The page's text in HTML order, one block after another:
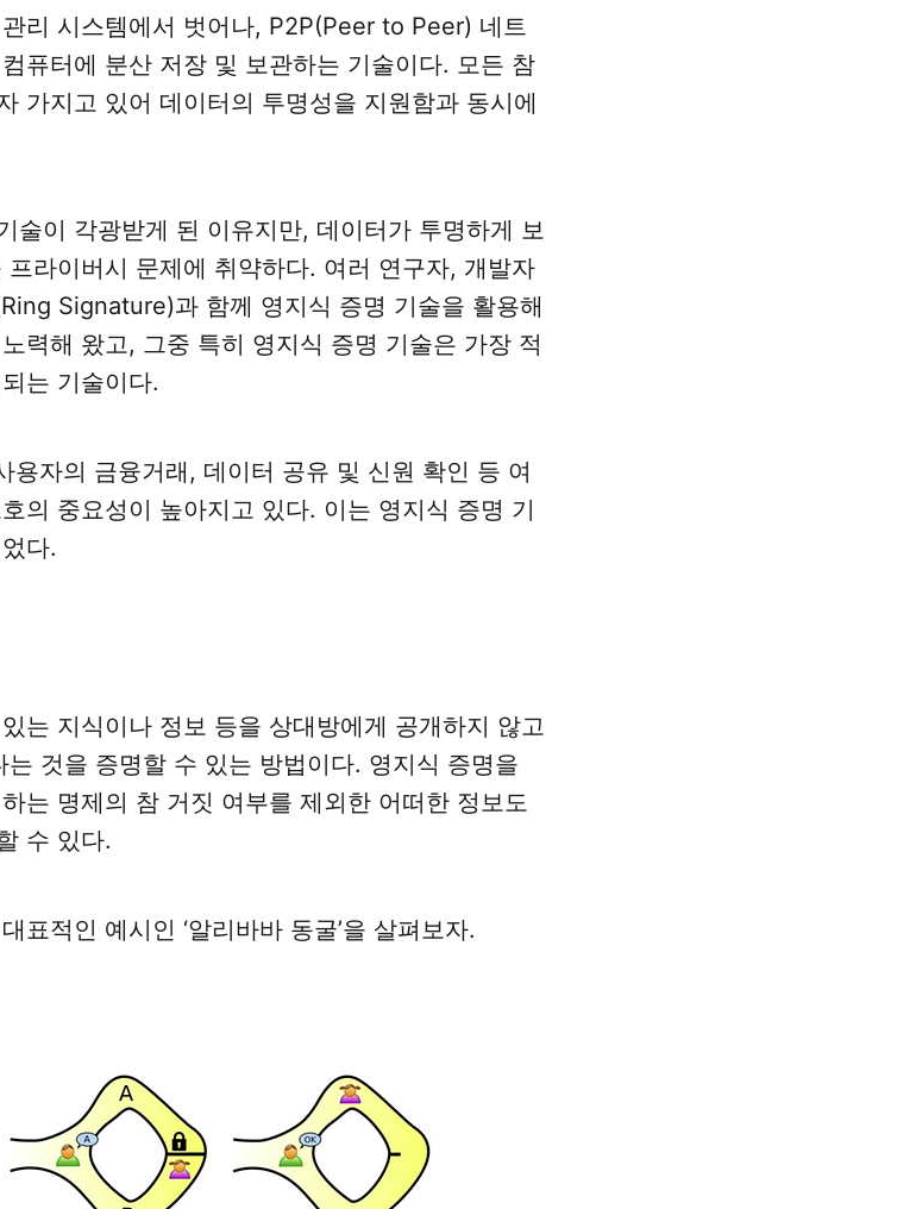
리 시스템에서 벗어나, P2P(Peer to Peer) 네트
퓨터에 분산 저장 및 보관하는 기술이다. 모든 참
가지고 있어 데이터의 투명성을 지원함과 동시에
술이 각광받게 된 이유지만, 데이터가 투명하게 보
라이버시 문제에 취약하다. 여러 연구자, 개발자
Signature)과 함께 영지식 증명 기술을 활용해
력해 왔고, 그중 특히 영지식 증명 기술은 가장 적
는 기술이다.
용자의 금융거래, 데이터 공유 및 신원 확인 등 여
의 중요성이 높아지고 있다. 이는 영지식 증명 기
다.
는 지식이나 정보 등을 상대방에게 공개하지 않고
것을 증명할 수 있는 방법이다. 영지식 증명을
는 명제의 참 거짓 여부를 제외한 어떠한 정보도
수 있다.
표적인 예시인 ‘알리바바 동굴’을 살펴보자.